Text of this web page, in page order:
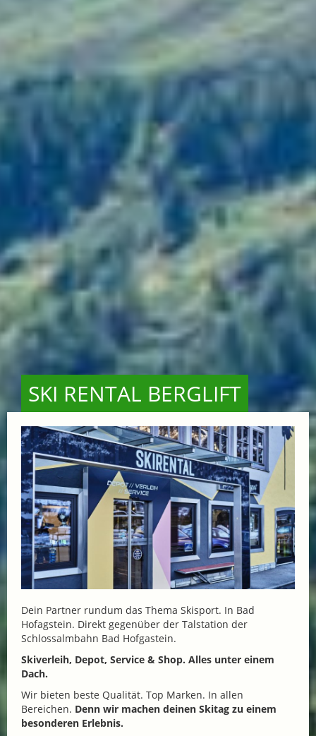
SKI RENTAL BERGLIFT
Dein Partner rundum das Thema Skisport. In Bad
Hofagstein. Direkt gegenüber der Talstation der
Schlossalmbahn Bad Hofgastein.
Skiverleih, Depot, Service & Shop. Alles unter einem
Dach.
Wir bieten beste Qualität. Top Marken. In allen
Bereichen. Denn wir machen deinen Skitag zu einem
besonderen Erlebnis.